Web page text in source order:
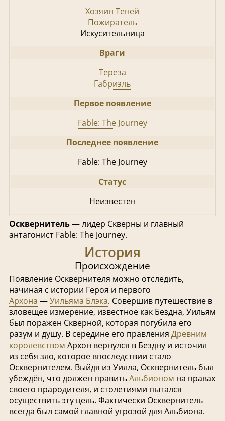
Хозяин Теней
Пожиратель
Искусительница
Враги
Тереза
Габриэль
Первое появление
Fable: The Journey
Последнее появление
Fable: The Journey
Статус
Неизвестен
Осквернитель— лидер Скверны и главный
антагонист Fable: The Journey.
История
Происхождение
Появление Осквернителя можно отследить,
начиная с истории Героя и первого
Архона —Уильяма Блэка. Совершив путешествие в
зловещее измерение, известное как Бездна, Уильям
был поражен Скверной, которая погубила его
разум и душу. В середине его правления Древним
королевством Архон вернулся в Бездну и источил
из себя зло, которое впоследствии стало
Осквернителем. Выйдя из Уилла, Осквернитель был
убеждён, что должен правитьАльбионом на правах
своего прародителя, и столетиями пытался
осуществить эту цель. Фактически Осквернитель
всегда был самой главной угрозой для Альбиона.